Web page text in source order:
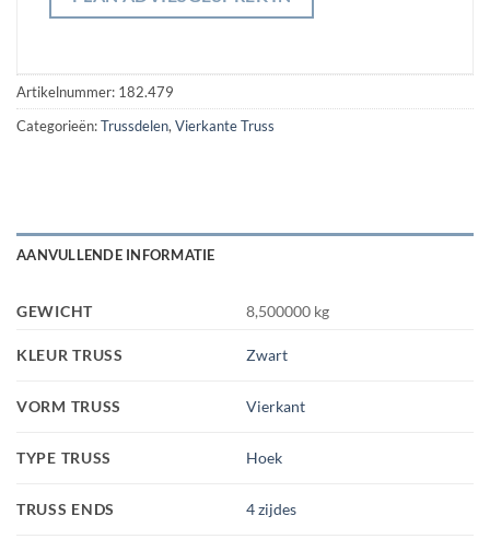
Artikelnummer: 182.479
Categorieën:Trussdelen, Vierkante Truss
AANVULLENDE INFORMATIE
GEWICHT 8,500000 kg
KLEUR TRUSS Zwart
VORM TRUSS Vierkant
TYPE TRUSS Hoek
TRUSS ENDS 4 zijdes